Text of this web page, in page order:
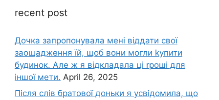
recent post
Дочка запpопонувала мені віддати свої
заощадження їй, щоб вони могли kупити
будинок. Але ж я відкладала ці rроші для
іншої мети. April 26, 2025
Після слів братової доньки я усвідомила, що